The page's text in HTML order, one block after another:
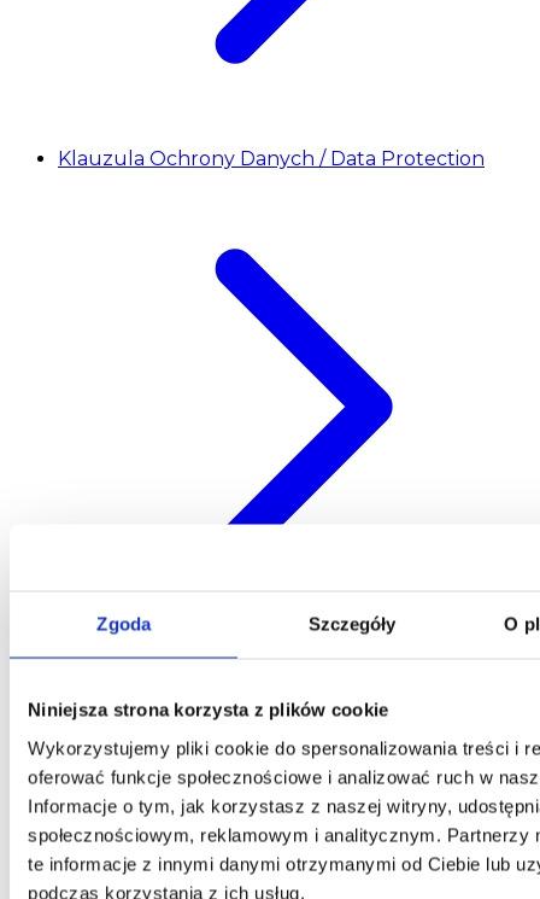
Zgoda Szczegóły O
Niniejsza strona korzysta z plików cookie
Wykorzystujemy pliki cookie do spersonalizowania treści i
oferować funkcje społecznościowe i analizować ruch w
Informacje o tym, jak korzystasz z naszej witryny,
społecznościowym, reklamowym i analitycznym. Partnerzy
te informacje z innymi danymi otrzymanymi od Ciebie lub
podczas korzystania z ich usług.
Klauzula Ochrony Danych / Data Protection
Telefon: 58 309 03 07
E-mail: kontakt@dks.pl
Dział Obsługi Klienta
Telefon: 58 350 66 05
E-mail: serwis@dks.pl